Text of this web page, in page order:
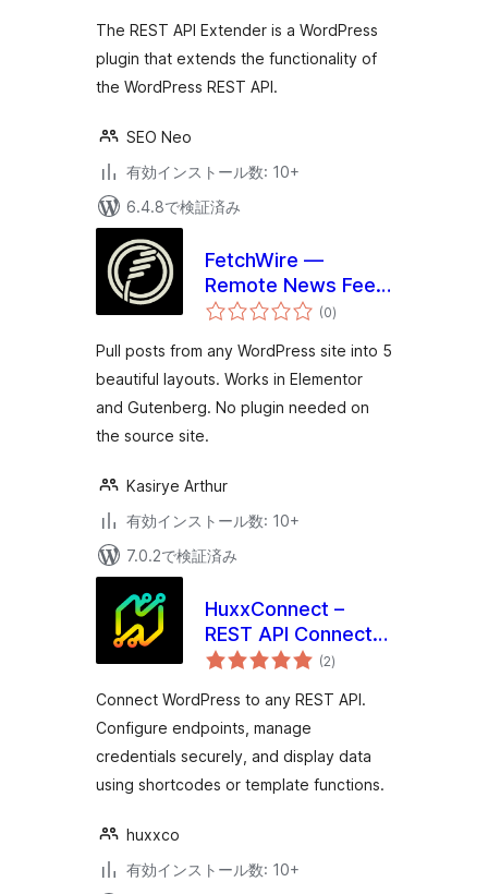
The REST API Extender is a WordPress
plugin that extends the functionality of
the WordPress REST API.
SEO Neo
有効インストール数: 10+
6.4.8で検証済み
FetchWire —
Remote News Feed
for Elementor
(0個
の
価
)
Pull posts from any WordPress site into 5
beautiful layouts. Works in Elementor
and Gutenberg. No plugin needed on
the source site.
Kasirye Arthur
有効インストール数: 10+
7.0.2で検証済み
HuxxConnect –
REST API Connector
for WordPress
(2個
の
価
)
Connect WordPress to any REST API.
Configure endpoints, manage
credentials securely, and display data
using shortcodes or template functions.
huxxco
有効インストール数: 10+